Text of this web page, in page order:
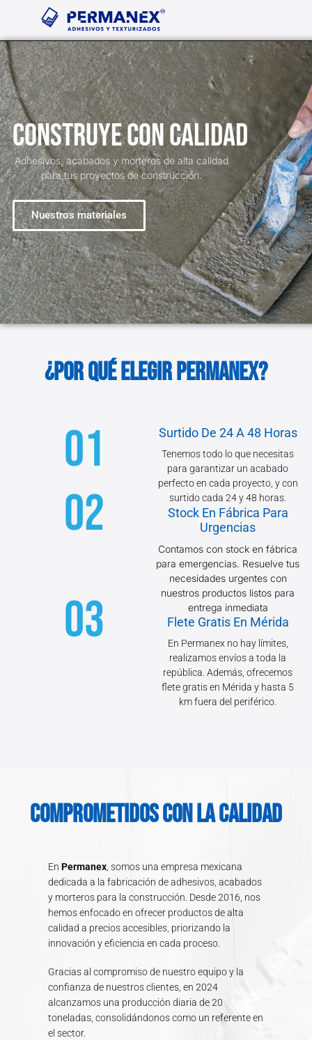
contenido
o
o
k
-
f
g
a
m
a
p
p
Construye con calidad
Adhesivos, acabados y morteros de alta calidad
para tus proyectos de construcción.
Nuestros materiales
¿Por qué elegir permanex?
01 Surtido De 24 A 48 Horas
Tenemos todo lo que necesitas
para garantizar un acabado
perfecto en cada proyecto, y con
surtido cada 24 y 48 horas.
02
Stock En Fábrica Para
Urgencias
Contamos con stock en fábrica
para emergencias. Resuelve tus
necesidades urgentes con
nuestros productos listos para
entrega inmediata
03 Flete Gratis En Mérida
En Permanex no hay límites,
realizamos envíos a toda la
república. Además, ofrecemos
flete gratis en Mérida y hasta 5
km fuera del periférico.
COMPROMETIDOS CON LA CALIDAD
En Permanex , somos una empresa mexicana
dedicada a la fabricación de adhesivos, acabados
y morteros para la construcción. Desde 2016, nos
hemos enfocado en ofrecer productos de alta
calidad a precios accesibles, priorizando la
innovación y eficiencia en cada proceso.
Gracias al compromiso de nuestro equipo y la
confianza de nuestros clientes, en 2024
alcanzamos una producción diaria de 20
toneladas, consolidándonos como un referente en
el sector.